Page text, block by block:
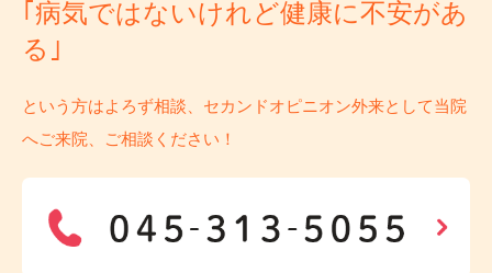
｢病気ではないけれど健康に不安があ
る｣
という方はよろず相談、セカンドオピニオン外来として当院
へご来院、ご相談ください！